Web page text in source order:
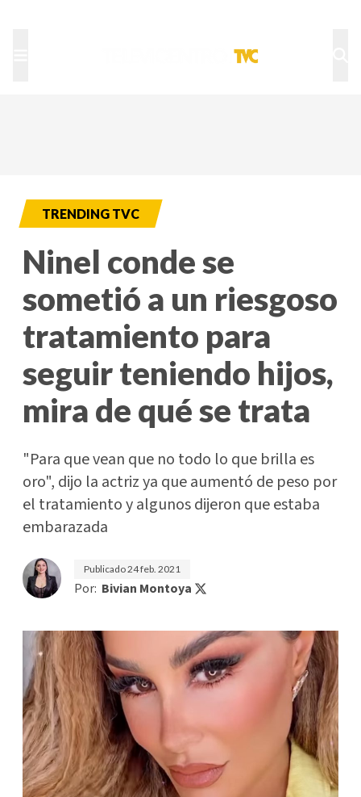
TRENDING TVC
Ninel conde se
sometió a un riesgoso
tratamiento para
seguir teniendo hijos,
mira de qué se trata
"Para que vean que no todo lo que brilla es
oro", dijo la actriz ya que aumentó de peso por
el tratamiento y algunos dijeron que estaba
embarazada
Publicado24 feb. 2021
Por: Bivian Montoya